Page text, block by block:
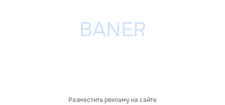
Разместить рекламу на сайте